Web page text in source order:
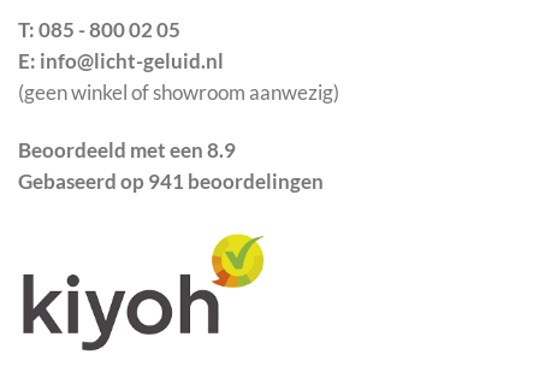
T: 085 - 800 02 05
E: info@licht-geluid.nl
(geen winkel of showroom aanwezig)
Beoordeeld met een 8.9
Gebaseerd op 941 beoordelingen